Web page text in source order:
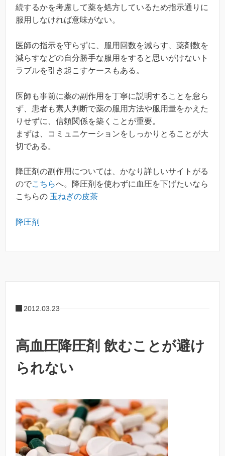
続するかを考慮して薬を処方しているため指示通りに
服用しなければ意味がない。
医師の指示を守らずに、服用回数を減らす、薬剤数を
減らすなどの自分勝手な服用をすると思いがけないト
ラブルを引き起こすケースもある。
医師も事前に薬の副作用を丁寧に説明することを怠ら
ず、患者も素人判断で薬の服用方法や服用量をかえた
りせずに、信頼関係を築くことが重要。
まずは、コミュニケーションをしっかりとることが大
切である。
降圧剤の副作用については、かなり詳しいサイトがる
のでこちらへ。降圧剤を使わずに血圧を下げたいなら
こちらの 玉ねぎの皮茶
降圧剤
2012.03.23
高血圧降圧剤 飲むことが避け
られない